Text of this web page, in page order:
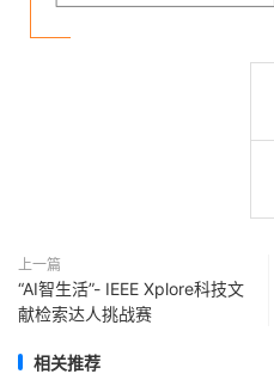
上一篇
“AI智生活”- IEEE Xplore科技文
献检索达人挑战赛
相关推荐